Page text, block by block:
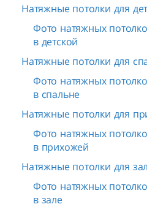
Натяжные потолки для
Фото натяжных
в детской
Натяжные потолки для
Фото натяжных
в спальне
Натяжные потолки для
Фото натяжных
в прихожей
Натяжные потолки для
Фото натяжных
в зале